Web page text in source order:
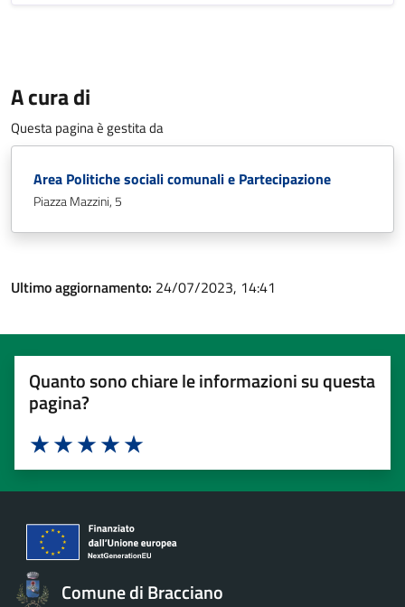
A cura di
Questa pagina è gestita da
Area Politiche sociali comunali e Partecipazione
Piazza Mazzini, 5
Ultimo aggiornamento: 24/07/2023, 14:41
Quanto sono chiare le informazioni su questa
pagina?
Valuta 5 stelle su 5
Valuta 4 stelle su 5
Valuta 3 stelle su 5
Valuta 2 stelle su 5
Valuta 1 stelle su 5
Comune di Bracciano